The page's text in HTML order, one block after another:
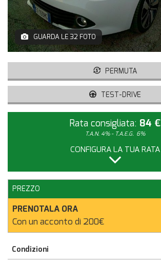
GUARDA LE 32 FOTO
PERMUTA
TEST-DRIVE
Rata consigliata: 84 €
T.A.N. 4% - T.A.E.G. 6%
CONFIGURA LA TUA RATA
PREZZO
PRENOTALA ORA
Con un acconto di 200€
Condizioni